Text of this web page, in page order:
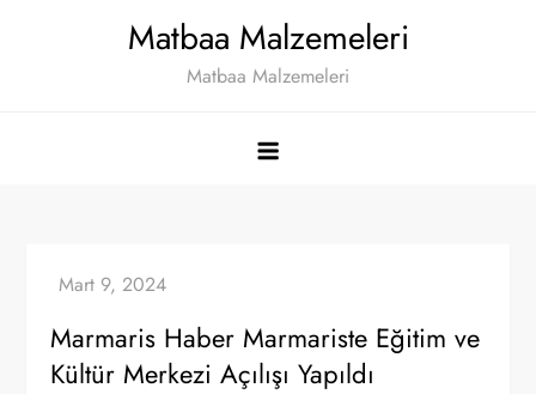
Matbaa Malzemeleri
Matbaa Malzemeleri
Marmaris Haber Marmariste Eğitim ve
Kültür Merkezi Açılışı Yapıldı